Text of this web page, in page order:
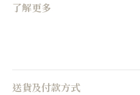
了解更多
送貨及付款方式